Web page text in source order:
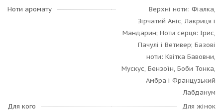
Ноти аромату
Верхні ноти: Фіалка,
Зірчатий Аніс, Лакриця і
Мандарин; Ноти серця: Ірис,
Пачулі і Ветивер; Базові
ноти: Квітка Бавовни,
Мускус, Бензоїн, Боби Тонка,
Амбра і Французький
Лабданум
Для кого
Для жінок